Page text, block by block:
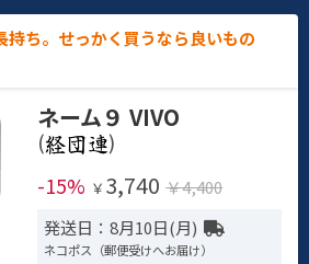
持ち。せっかく買うなら良いもの
ネーム９ VIVO
(
)
-15% ￥ 3,740 ￥4,400
発送日：8月10日(月)
ネコポス（郵便受けへお届け）